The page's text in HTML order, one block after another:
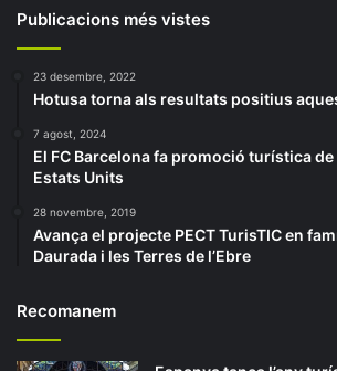
Publicacions més vistes
23 desembre, 2022
Hotusa torna als resultats positius
7 agost, 2024
El FC Barcelona fa promoció turística
Estats Units
28 novembre, 2019
Avança el projecte PECT TurisTIC en
Daurada i les Terres de l’Ebre
Recomanem